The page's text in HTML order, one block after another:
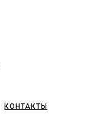
КОНТАКТЫ